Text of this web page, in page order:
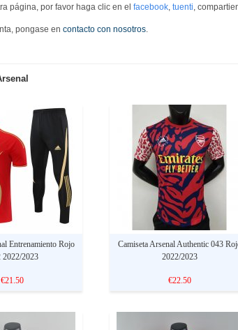
página, por favor haga clic en el facebook, tuenti,
pongase en contacto con nosotros.
Entrenamiento Rojo
2022/2023
€21.50
Camiseta Arsenal Authentic 043
2022/2023
€22.50